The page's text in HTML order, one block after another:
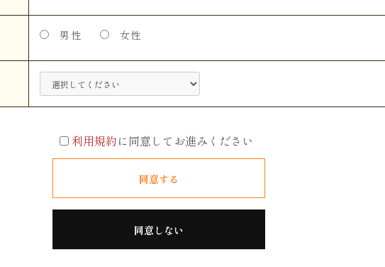
男性 女性
利用規約に同意してお進みください
同意する
同意しない